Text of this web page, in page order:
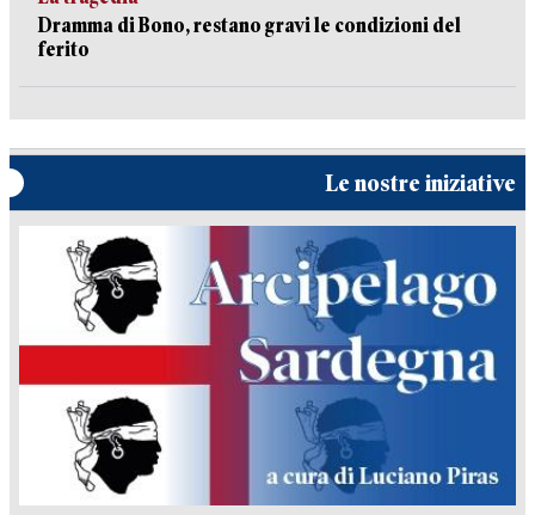
Dramma di Bono, restano gravi le condizioni del
ferito
Le nostre iniziative